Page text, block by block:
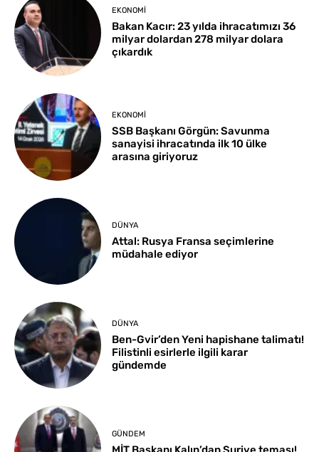
EKONOMI
Bakan Kacır: 23 yılda ihracatımızı 36
milyar dolardan 278 milyar dolara
çıkardık
EKONOMI
SSB Başkanı Görgün: Savunma
sanayisi ihracatında ilk 10 ülke
arasına giriyoruz
DÜNYA
Attal: Rusya Fransa seçimlerine
müdahale ediyor
DÜNYA
Ben-Gvir’den Yeni hapishane talimatı!
Filistinli esirlerle ilgili karar
gündemde
GÜNDEM